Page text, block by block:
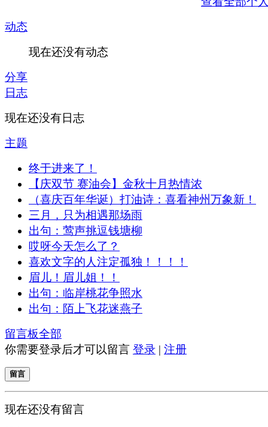
动态
现在还没有动态
分享
日志
现在还没有日志
主题
终于进来了！
【庆双节 赛油会】金秋十月热情浓
（喜庆百年华诞）打油诗：喜看神州万象新！
三月，只为相遇那场雨
出句：莺声挑逗钱塘柳
哎呀今天怎么了？
喜欢文字的人注定孤独！！！！
眉儿！眉儿姐！！
出句：临岸桃花争照水
出句：陌上飞花迷燕子
留言板全部
你需要登录后才可以留言 登录 | 注册
留言
现在还没有留言